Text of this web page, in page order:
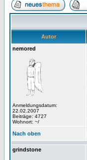
Autor
nemored
Anmeldungsdatum:
22.02.2007
Beiträge: 4727
Wohnort: ~/
Nach oben
grindstone